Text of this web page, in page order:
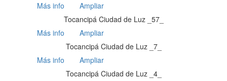
Más info
Ampliar
Tocancipá Ciudad de Luz _57_
Más info
Ampliar
Tocancipá Ciudad de Luz _7_
Más info
Ampliar
Tocancipá Ciudad de Luz _4_